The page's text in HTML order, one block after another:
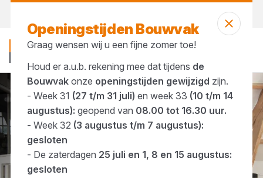
... Transparante lak
Openingstijden Bouwvak
Graag wensen wij u een fijne zomer toe!
Houd er a.u.b. rekening mee dat tijdens de
Bouwvakonze openingstijden gewijzigd zijn.
- Week 31 (27 t/m 31 juli) en week 33 (10 t/m 14
augustus): geopend van 08.00 tot 16.30 uur.
- Week 32 (3 augustus t/m 7 augustus):
gesloten
- De zaterdagen 25 juli en 1, 8 en 15 augustus:
gesloten